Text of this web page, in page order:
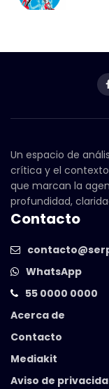
Un espacio de
crítica y el
que marcan la
profundidad,
Contacto
WhatsApp
55 0000 0000
Acerca de
Contacto
Mediakit
Aviso de